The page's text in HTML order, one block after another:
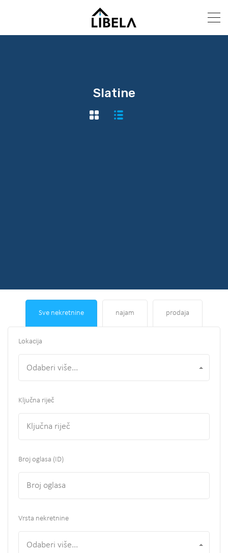
Slatine
Sve nekretnine najam prodaja
Lokacija
Odaberi više...
Ključna riječ
Broj oglasa (ID)
Vrsta nekretnine
Odaberi više...